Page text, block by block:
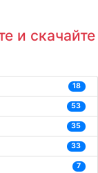
и скачайте
18
53
35
33
7